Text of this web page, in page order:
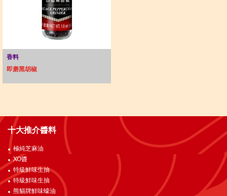
香料
即磨黑胡椒
十大推介醬料
極純芝麻油
XO醬
特級鮮味生抽
特級鮮味生抽
熊貓牌鮮味蠔油